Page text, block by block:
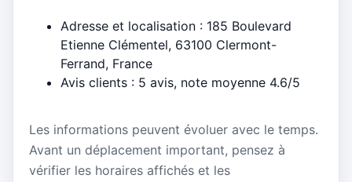
Adresse et localisation : 185 Boulevard
Etienne Clémentel, 63100 Clermont-
Ferrand, France
Avis clients : 5 avis, note moyenne 4.6/5
Les informations peuvent évoluer avec le temps.
Avant un déplacement important, pensez à
vérifier les horaires affichés et les